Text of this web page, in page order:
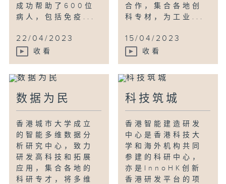
成功帮助了600位
病人，包括免疫...
22/04/2023
收看
合作，集合各地创
科专材，为工业...
15/04/2023
收看
数据为民
香港城市大学成立
的智能多维数据分
析研究中心，致力
研发高科技和拓展
应用，集合各地的
科研专才，将多维
科技筑城
香港智能建造研发
中心是香港科技大
学和海外机构共同
参建的科研中心，
亦是InnoHK创新
香港研发平台的项